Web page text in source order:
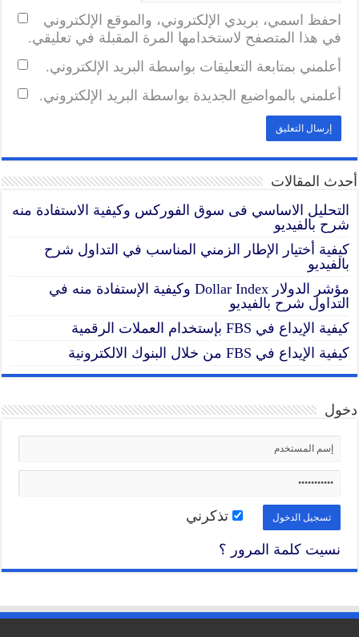
احفظ اسمي، بريدي الإلكتروني، والموقع الإلكتروني
في هذا المتصفح لاستخدامها المرة المقبلة في تعليقي.
أعلمني بمتابعة التعليقات بواسطة البريد الإلكتروني.
أعلمني بالمواضيع الجديدة بواسطة البريد الإلكتروني.
أحدث المقالات
التحليل الاساسي فى سوق الفوركس وكيفية الاستفادة منه
شرح بالفيديو
كيفية أختيار الإطار الزمني المناسب في التداول شرح
بالفيديو
مؤشر الدولار Dollar Index وكيفية الإستفادة منه في
التداول شرح بالفيديو
كيفية الإيداع في FBS بإستخدام العملات الرقمية
كيفية الإيداع في FBS من خلال البنوك الالكترونية
دخول
تذكرني
نسيت كلمة المرور ؟